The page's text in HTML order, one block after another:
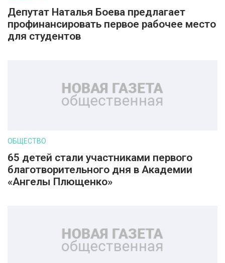
Депутат Наталья Боева предлагает
профинансировать первое рабочее место
для студентов
ОБЩЕСТВО
65 детей стали участниками первого
благотворительного дня в Академии
«Ангелы Плющенко»